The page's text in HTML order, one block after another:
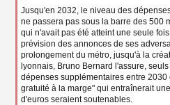
Jusqu'en 2032, le niveau des
ne passera pas sous la barre des 500
qui n'avait pas été atteint une seule
prévision des annonces de ses
prolongement du métro, jusqu'à la
lyonnais, Bruno Bernard l'assure,
dépenses supplémentaires entre 2030
gratuité à la marge" qui entraînerait
d'euros seraient soutenables.